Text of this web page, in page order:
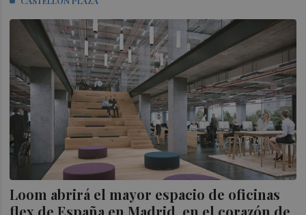
Loom abrirá el mayor espacio de oficinas
flex de España en Madrid, en el corazón de